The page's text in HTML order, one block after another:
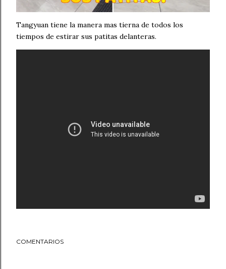
Tangyuan tiene la manera mas tierna de todos los
tiempos de estirar sus patitas delanteras.
COMENTARIOS